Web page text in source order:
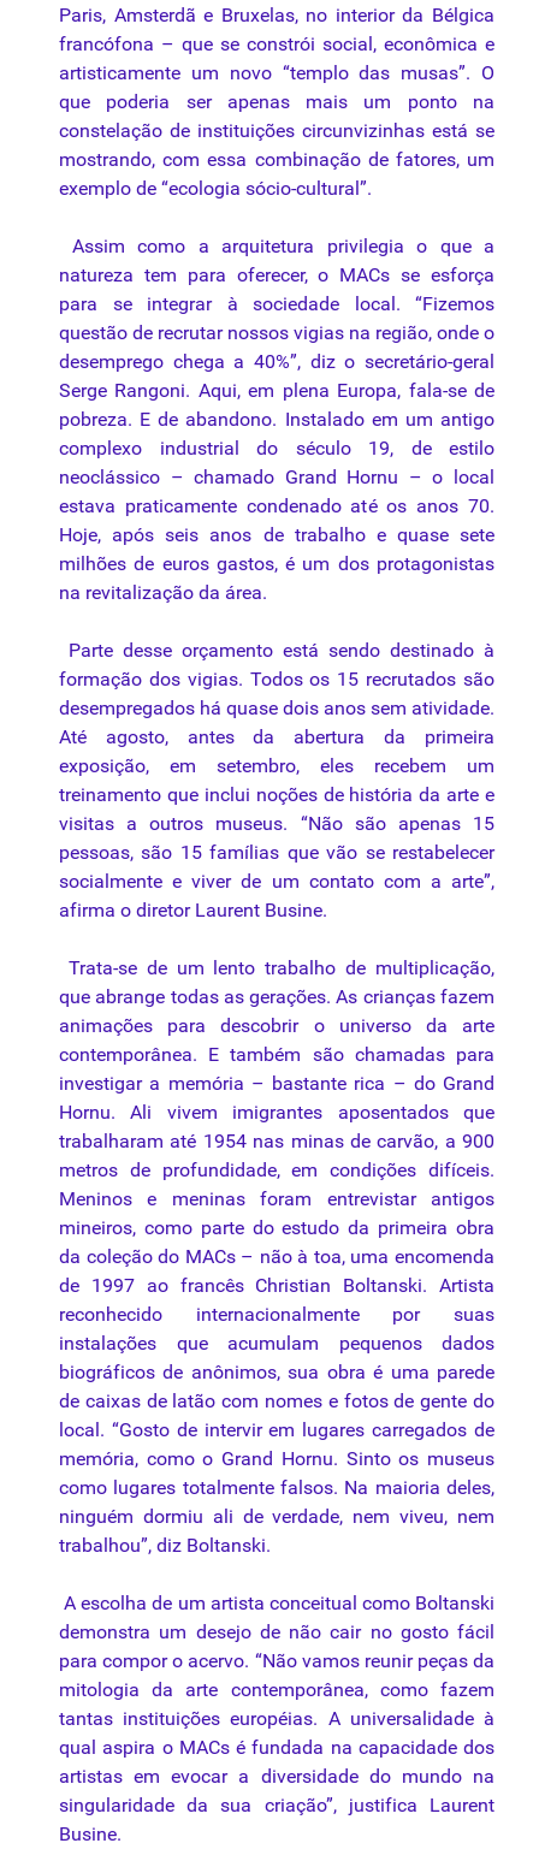
Paris, Amsterdã e Bruxelas, no interior da Bélgica
francófona – que se constrói social, econômica e
artisticamente um novo “templo das musas”. O
que poderia ser apenas mais um ponto na
constelação de instituições circunvizinhas está se
mostrando, com essa combinação de fatores, um
exemplo de “ecologia sócio-cultural”.
Assim como a arquitetura privilegia o que a
natureza tem para oferecer, o MACs se esforça
para se integrar à sociedade local. “Fizemos
questão de recrutar nossos vigias na região, onde o
desemprego chega a 40%”, diz o secretário-geral
Serge Rangoni. Aqui, em plena Europa, fala-se de
pobreza. E de abandono. Instalado em um antigo
complexo industrial do século 19, de estilo
neoclássico – chamado Grand Hornu – o local
estava praticamente condenado até os anos 70.
Hoje, após seis anos de trabalho e quase sete
milhões de euros gastos, é um dos protagonistas
na revitalização da área.
Parte desse orçamento está sendo destinado à
formação dos vigias. Todos os 15 recrutados são
desempregados há quase dois anos sem atividade.
Até agosto, antes da abertura da primeira
exposição, em setembro, eles recebem um
treinamento que inclui noções de história da arte e
visitas a outros museus. “Não são apenas 15
pessoas, são 15 famílias que vão se restabelecer
socialmente e viver de um contato com a arte”,
afirma o diretor Laurent Busine.
Trata-se de um lento trabalho de multiplicação,
que abrange todas as gerações. As crianças fazem
animações para descobrir o universo da arte
contemporânea. E também são chamadas para
investigar a memória – bastante rica – do Grand
Hornu. Ali vivem imigrantes aposentados que
trabalharam até 1954 nas minas de carvão, a 900
metros de profundidade, em condições difíceis.
Meninos e meninas foram entrevistar antigos
mineiros, como parte do estudo da primeira obra
da coleção do MACs – não à toa, uma encomenda
de 1997 ao francês Christian Boltanski. Artista
reconhecido internacionalmente por suas
instalações que acumulam pequenos dados
biográficos de anônimos, sua obra é uma parede
de caixas de latão com nomes e fotos de gente do
local. “Gosto de intervir em lugares carregados de
memória, como o Grand Hornu. Sinto os museus
como lugares totalmente falsos. Na maioria deles,
ninguém dormiu ali de verdade, nem viveu, nem
trabalhou”, diz Boltanski.
A escolha de um artista conceitual como Boltanski
demonstra um desejo de não cair no gosto fácil
para compor o acervo. “Não vamos reunir peças da
mitologia da arte contemporânea, como fazem
tantas instituições européias. A universalidade à
qual aspira o MACs é fundada na capacidade dos
artistas em evocar a diversidade do mundo na
singularidade da sua criação”, justifica Laurent
Busine.